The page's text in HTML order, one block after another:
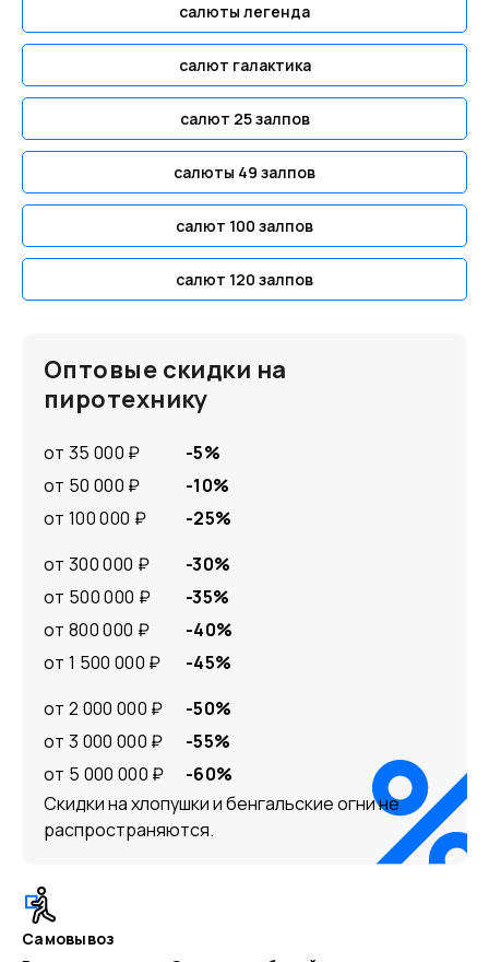
салюты легенда
салют галактика
салют 25 залпов
салюты 49 залпов
салют 100 залпов
салют 120 залпов
Оптовые скидки на
пиротехнику
от 35 000 ₽
-5%
от 50 000 ₽
-10%
от 100 000 ₽
-25%
от 300 000 ₽
-30%
от 500 000 ₽
-35%
от 800 000 ₽
-40%
от 1 500 000 ₽
-45%
от 2 000 000 ₽
-50%
от 3 000 000 ₽
-55%
от 5 000 000 ₽
-60%
Скидки на хлопушки и бенгальские огни не
распространяются.
Самовывоз